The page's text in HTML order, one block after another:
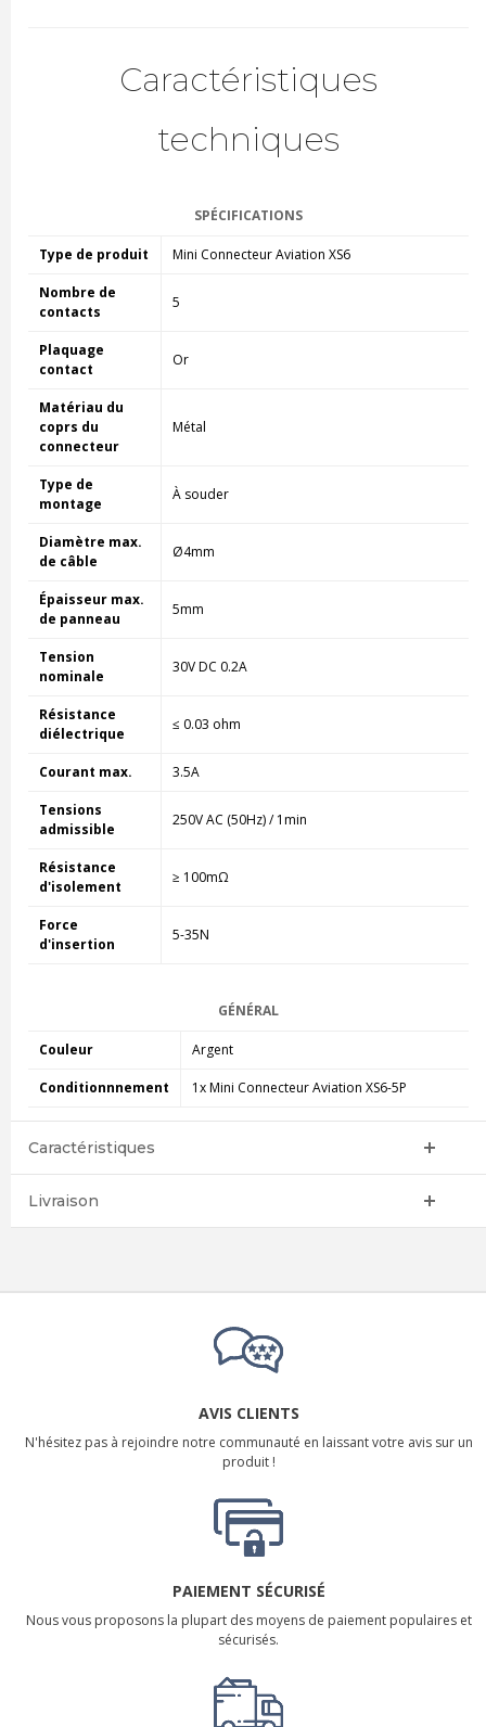
Caractéristiques
techniques
SPÉCIFICATIONS
Type de produit Mini Connecteur Aviation XS6
Nombre de
contacts
5
Plaquage
contact
Or
Matériau du
coprs du
connecteur
Métal
Type de
montage
À souder
Diamètre max.
de câble
Ø4mm
Épaisseur max.
de panneau
5mm
Tension
nominale
30V DC 0.2A
Résistance
diélectrique
≤ 0.03 ohm
Courant max. 3.5A
Tensions
admissible
250V AC (50Hz) / 1min
Résistance
d'isolement
≥ 100mΩ
Force
d'insertion
5-35N
GÉNÉRAL
Couleur Argent
Conditionnnement 1x Mini Connecteur Aviation XS6-5P
Caractéristiques
Livraison
AVIS CLIENTS
N'hésitez pas à rejoindre notre communauté en laissant votre avis sur un
produit !
PAIEMENT SÉCURISÉ
Nous vous proposons la plupart des moyens de paiement populaires et
sécurisés.